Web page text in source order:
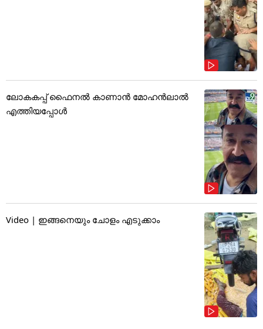
ലോകകപ്പ് ഫൈനൽ കാണാൻ മോഹൻലാൽ
എത്തിയപ്പോൾ
Video | ഇങ്ങനെയും ചോളം എടുക്കാം